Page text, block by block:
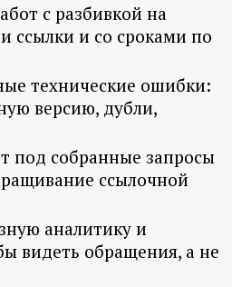
с разбивкой на
ссылки и со сроками по
технические ошибки:
версию, дубли,
под собранные запросы
ссылочной
аналитику и
видеть обращения, а не